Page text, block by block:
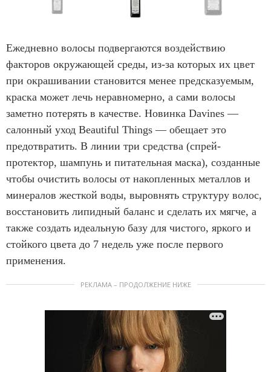
4
t
e
m
1
o
f
4
Ежедневно волосы подвергаются воздействию
факторов окружающей среды, из-за которых их цвет
при окрашивании становится менее предсказуемым,
краска может лечь неравномерно, а сами волосы
заметно потерять в качестве. Новинка Davines —
салонный уход Beautiful Things — обещает это
предотвратить. В линии три средства (спрей-
протектор, шампунь и питательная маска), созданные
чтобы очистить волосы от накопленных металлов и
минералов жесткой воды, выровнять структуру волос,
восстановить липидный баланс и сделать их мягче, а
также создать идеальную базу для чистого, яркого и
стойкого цвета до 7 недель уже после первого
применения.
РЕКЛАМА – ПРОДОЛЖЕНИЕ НИЖЕ